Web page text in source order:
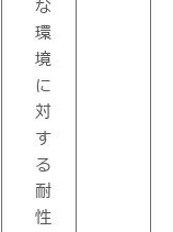
な
環
境
に
対
す
る
耐
性